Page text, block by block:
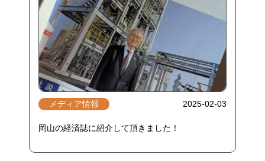
メディア情報 2025-02-03
岡山の経済誌に紹介して頂きました！